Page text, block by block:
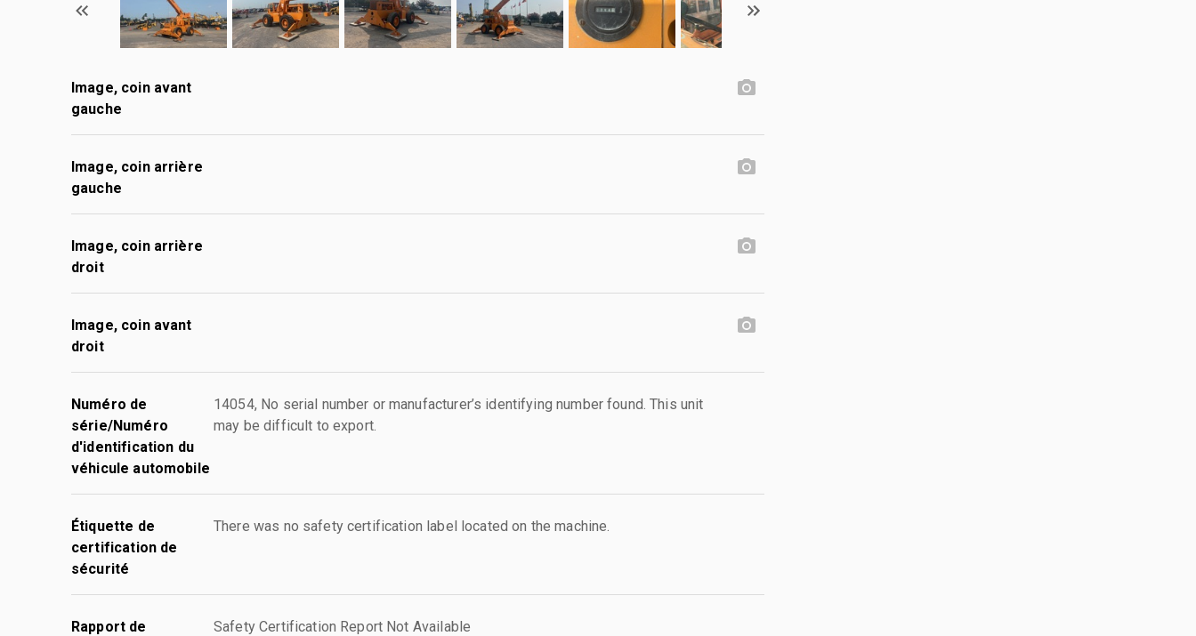
Image, coin avant
gauche
Image, coin arrière
gauche
Image, coin arrière
droit
Image, coin avant
droit
Numéro de
série/Numéro
d'identification du
véhicule automobile
14054, No serial number or manufacturer’s identifying number found. This unit
may be difficult to export.
Étiquette de
certification de
sécurité
There was no safety certification label located on the machine.
Rapport de
Safety Certification Report Not Available